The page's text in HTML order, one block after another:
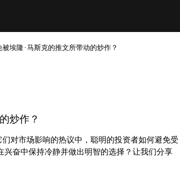
埃隆·马斯克的推文所带动的炒作？
炒作？
对市场影响的热议中，聪明的投资者如何避免受
奋中保持冷静并做出明智的选择？让我们分享